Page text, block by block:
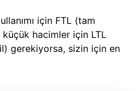
için FTL (tam
hacimler için LTL
gerekiyorsa, sizin için en